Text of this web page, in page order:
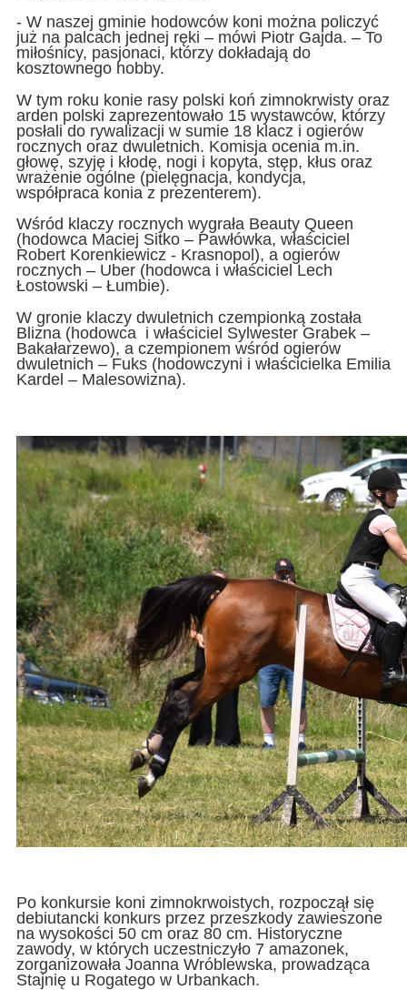
- W naszej gminie hodowców koni można policzyć
już na palcach jednej ręki – mówi Piotr Gajda. – To
miłośnicy, pasjonaci, którzy dokładają do
kosztownego hobby.
W tym roku konie rasy polski koń zimnokrwisty oraz
arden polski zaprezentowało 15 wystawców, którzy
posłali do rywalizacji w sumie 18 klacz i ogierów
rocznych oraz dwuletnich. Komisja ocenia m.in.
głowę, szyję i kłodę, nogi i kopyta, stęp, kłus oraz
wrażenie ogólne (pielęgnacja, kondycja,
współpraca konia z prezenterem).
Wśród klaczy rocznych wygrała Beauty Queen
(hodowca Maciej Sitko – Pawłówka, właściciel
Robert Korenkiewicz - Krasnopol), a ogierów
rocznych – Uber (hodowca i właściciel Lech
Łostowski – Łumbie).
W gronie klaczy dwuletnich czempionką została
Blizna (hodowca i właściciel Sylwester Grabek –
Bakałarzewo), a czempionem wśród ogierów
dwuletnich – Fuks (hodowczyni i właścicielka Emilia
Kardel – Malesowizna).
Po konkursie koni zimnokrwoistych, rozpoczął się
debiutancki konkurs przez przeszkody zawieszone
na wysokości 50 cm oraz 80 cm. Historyczne
zawody, w których uczestniczyło 7 amazonek,
zorganizowała Joanna Wróblewska, prowadząca
Stajnię u Rogatego w Urbankach.